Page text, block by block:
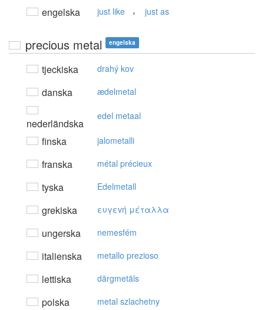
engelska just like , just as
precious metal engelska
tjeckiska drahý kov
danska ædelmetal
nederländska
edel metaal
finska jalometalli
franska métal précieux
tyska Edelmetall
grekiska ευγεvή μέταλλα
ungerska nemesfém
italienska metallo prezioso
lettiska dārgmetāls
polska metal szlachetny